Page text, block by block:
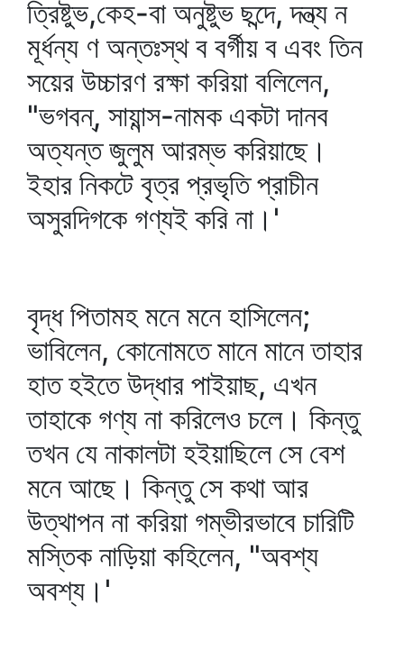
ত্রিষ্টুভ,কেহ-বা অনুষ্টুভ ছন্দে, দন্ত্য ন
মূর্ধন্য ণ অন্তঃস্থ ব বর্গীয় ব এবং তিন
সয়ের উচ্চারণ রক্ষা করিয়া বলিলেন,
"ভগবন্‌, সায়ান্স-নামক একটা দানব
অত্যন্ত জুলুম আরম্ভ করিয়াছে।
ইহার নিকটে বৃত্র প্রভৃতি প্রাচীন
অসুরদিগকে গণ্যই করি না।'
বৃদ্ধ পিতামহ মনে মনে হাসিলেন;
ভাবিলেন, কোনোমতে মানে মানে তাহার
হাত হইতে উদ্ধার পাইয়াছ, এখন
তাহাকে গণ্য না করিলেও চলে। কিন্তু
তখন যে নাকালটা হইয়াছিলে সে বেশ
মনে আছে। কিন্তু সে কথা আর
উত্থাপন না করিয়া গম্ভীরভাবে চারিটি
মস্তিক নাড়িয়া কহিলেন, "অবশ্য
অবশ্য।'